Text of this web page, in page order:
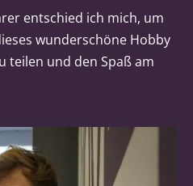
entschied ich mich, um
wunderschöne Hobby
teilen und den Spaß am